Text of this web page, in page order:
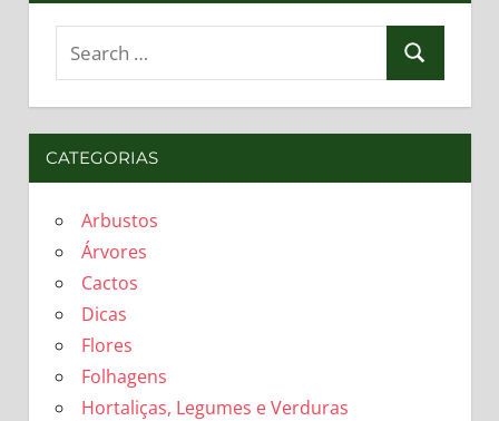
Search
CATEGORIAS
Arbustos
Árvores
Cactos
Dicas
Flores
Folhagens
Hortaliças, Legumes e Verduras